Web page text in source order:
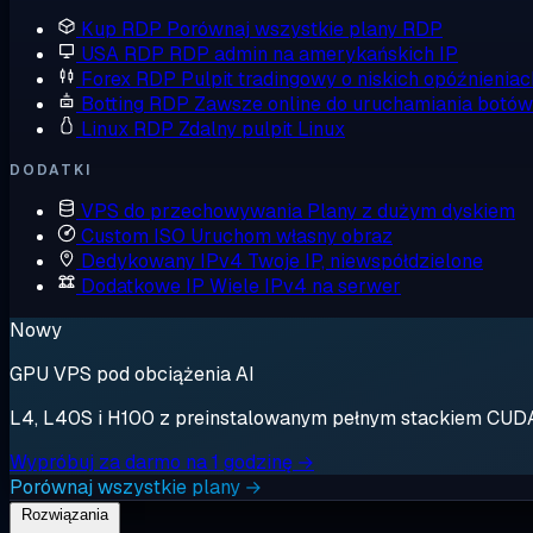
Kup RDP Porównaj wszystkie plany RDP
USA RDP RDP admin na amerykańskich IP
Forex RDP Pulpit tradingowy o niskich
Botting RDP Zawsze online do uruchamiania botów
Linux RDP Zdalny pulpit Linux
DODATKI
VPS do przechowywania Plany z dużym dyskiem
Custom ISO Uruchom własny obraz
Dedykowany IPv4 Twoje IP, niewspółdzielone
Dodatkowe IP Wiele IPv4 na serwer
Nowy
GPU VPS pod obciążenia AI
L4, L40S i H100 z preinstalowanym pełnym stackiem
Wypróbuj za darmo na 1 godzinę →
Porównaj wszystkie plany →
Rozwiązania